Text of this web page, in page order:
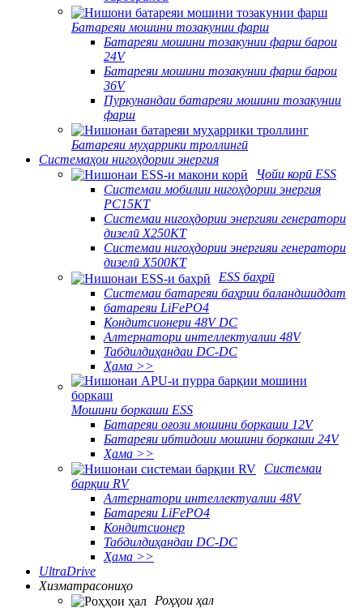
Батареяи мошини тозакунии фарш
Батареяи мошини тозакунии фарш барои
24V
Батареяи мошини тозакунии фарш барои
36V
Пуркунандаи батареяи мошини тозакунии
фарш
Батареяи муҳаррики троллингӣ
Системаҳои нигоҳдории энергия
Ҷойи корӣ ESS
Системаи мобилии нигоҳдории энергия
PC15KT
Системаи нигоҳдории энергияи генератори
дизелӣ X250KT
Системаи нигоҳдории энергияи генератори
дизелӣ X500KT
ESS баҳрӣ
Системаи батареяи баҳрии баландшиддат
батареяи LiFePO4
Кондитсионери 48V DC
Алтернатори интеллектуалии 48V
Табдилдиҳандаи DC-DC
Ҳама >>
Мошини боркаши ESS
Батареяи оғози мошини боркаши 12V
Батареяи ибтидоии мошини боркаши 24V
Ҳама >>
Системаи
барқии RV
Алтернатори интеллектуалии 48V
Батареяи LiFePO4
Кондитсионер
Табдилдиҳандаи DC-DC
Ҳама >>
UltraDrive
Хизматрасониҳо
Роҳҳои ҳал